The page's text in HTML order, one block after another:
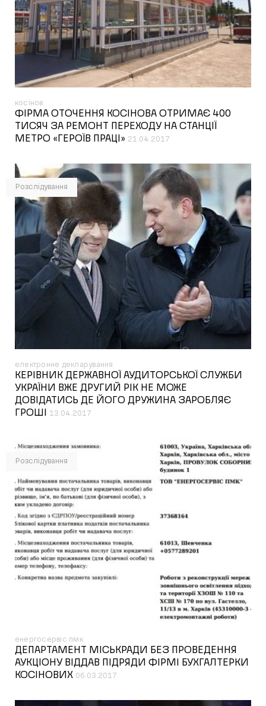
косінов
ФІРМА ОТОЧЕННЯ КОСІНОВА ОТРИМАЄ 400
ТИСЯЧ ЗА РЕМОНТ ПЕРЕХОДУ НА СТАНЦІЇ
МЕТРО «ГЕРОЇВ ПРАЦІ» 21.04.2017
Розслідування
електронне декларування
КЕРІВНИК ДЕРЖАВНОЇ АУДИТОРСЬКОЇ СЛУЖБИ
УКРАЇНИ ВЖЕ ДРУГИЙ РІК НЕ МОЖЕ
ДОВІДАТИСЬ ДЕ ЙОГО ДРУЖИНА ЗАРОБЛЯЄ
ГРОШІ 13.04.2017
Розслідування
енергосервіс пмк
ДЕПАРТАМЕНТ МІСЬКРАДИ БЕЗ ПРОВЕДЕННЯ
АУКЦІОНУ ВІДДАВ ПІДРЯДИ ФІРМІ БУХГАЛТЕРКИ
КОСІНОВИХ 06.03.2017